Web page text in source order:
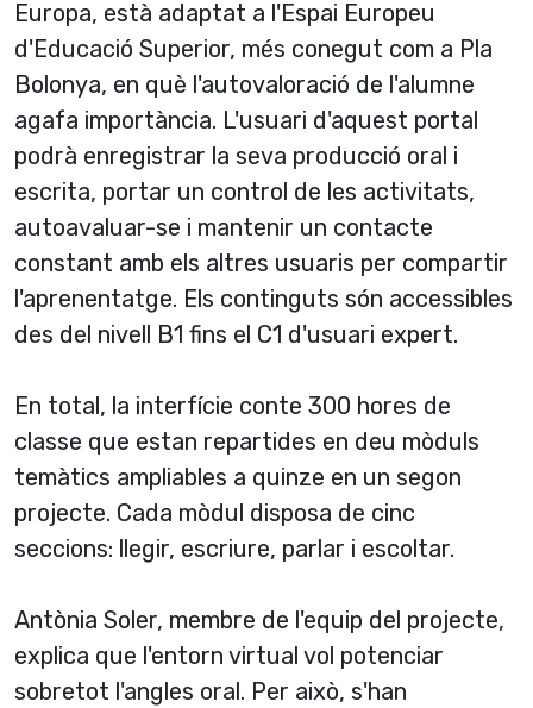
Europa, està adaptat a l'Espai Europeu
d'Educació Superior, més conegut com a Pla
Bolonya, en què l'autovaloració de l'alumne
agafa importància. L'usuari d'aquest portal
podrà enregistrar la seva producció oral i
escrita, portar un control de les activitats,
autoavaluar-se i mantenir un contacte
constant amb els altres usuaris per compartir
l'aprenentatge. Els continguts són accessibles
des del nivell B1 fins el C1 d'usuari expert.
En total, la interfí­cie conte 300 hores de
classe que estan repartides en deu mòduls
temàtics ampliables a quinze en un segon
projecte. Cada mòdul disposa de cinc
seccions: llegir, escriure, parlar i escoltar.
Antònia Soler, membre de l'equip del projecte,
explica que l'entorn virtual vol potenciar
sobretot l'angles oral. Per això, s'han